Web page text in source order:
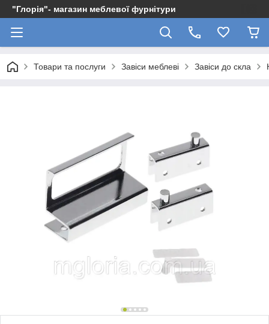
"Глорія"- магазин меблевої фурнітури
Товари та послуги Завіси меблеві Завіси до скла